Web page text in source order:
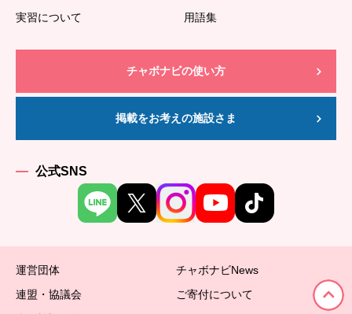
実習について
用語集
チャボナビの使い方
掲載をお考えの施設さま
公式SNS
運営団体
チャボナビNews
連盟・協議会
ご寄付について